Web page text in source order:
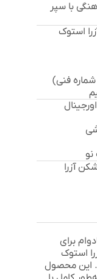
با سپر
استوک
فنی)
آزرا
برای
استوک
این محصول